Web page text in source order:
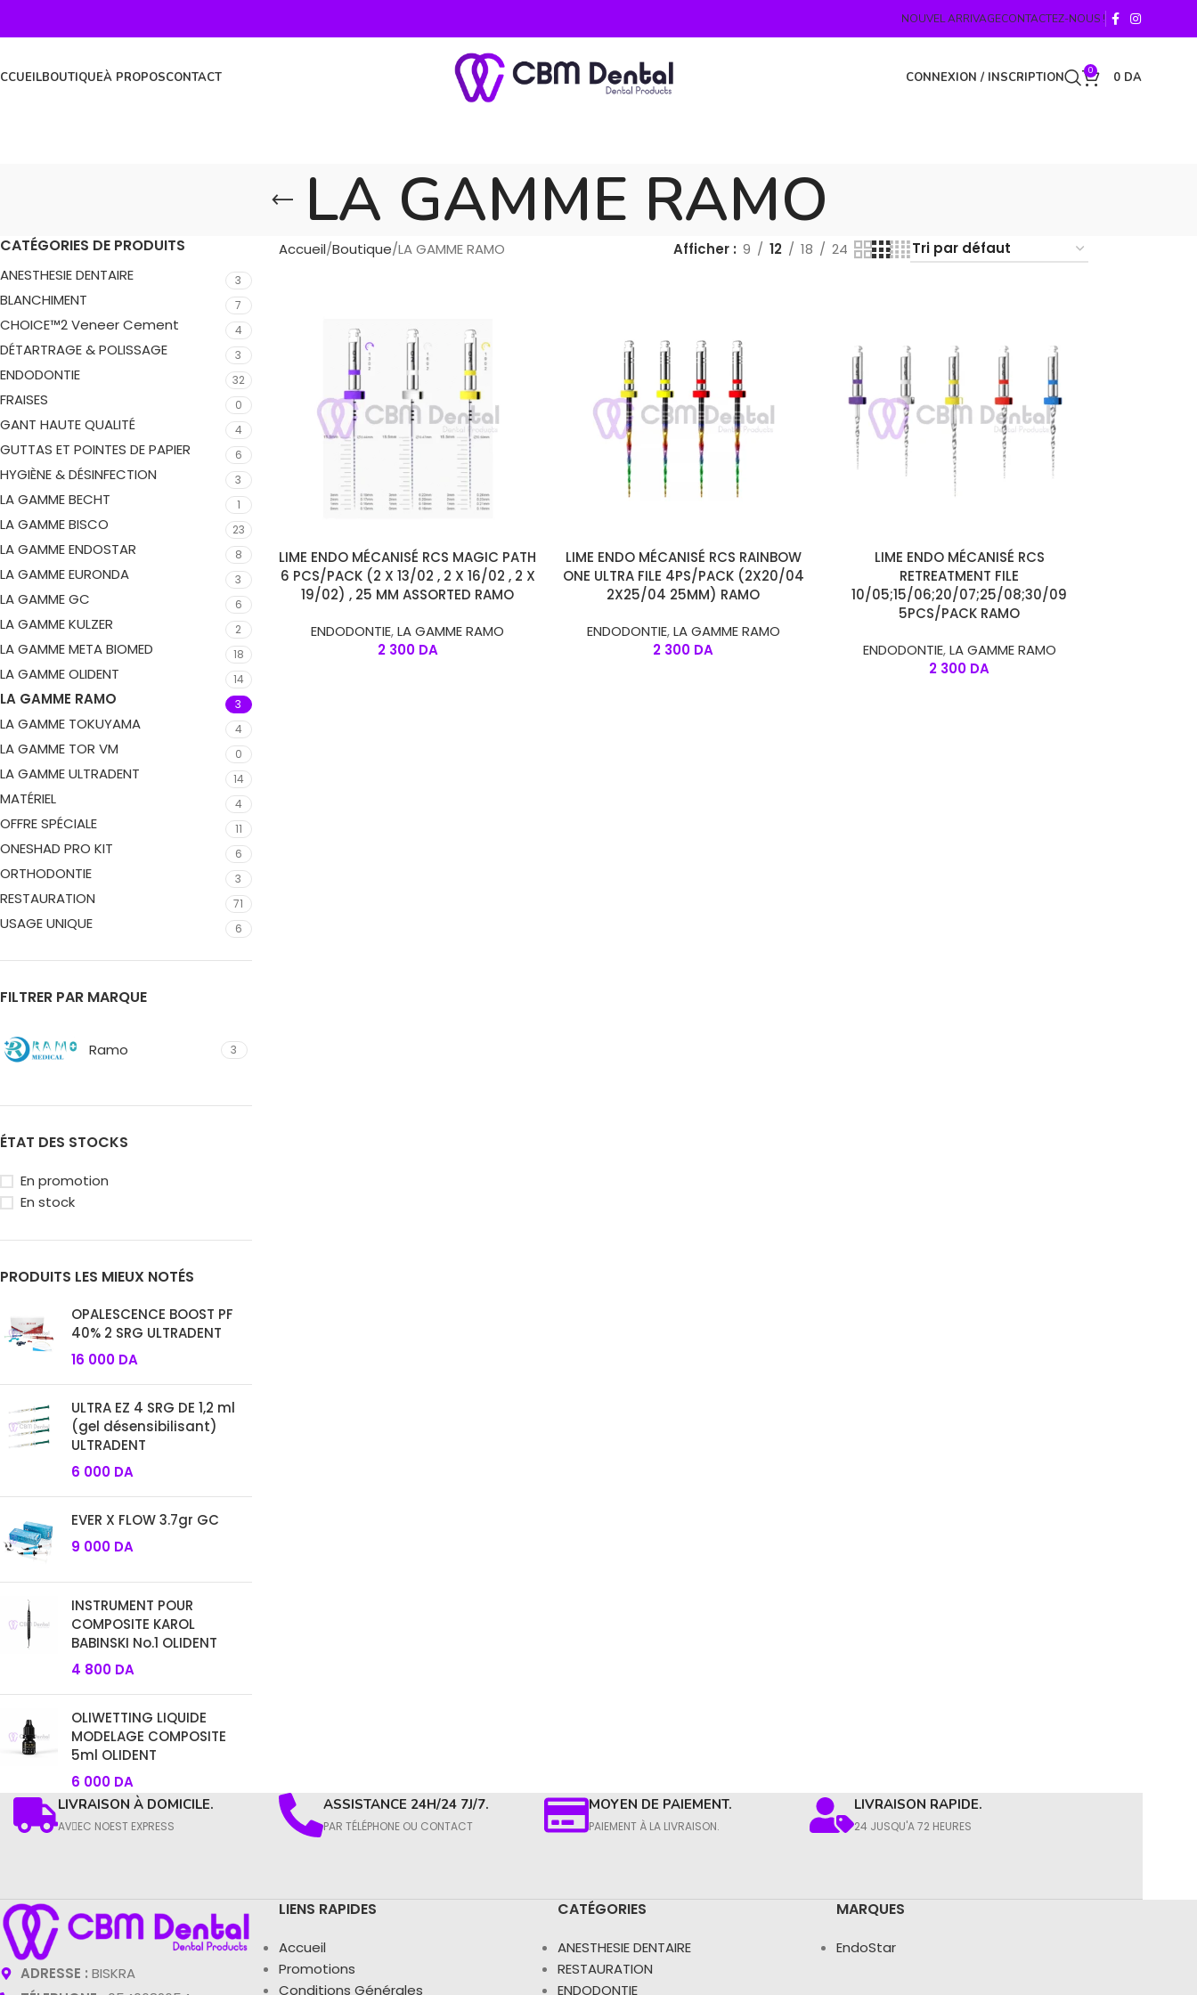
NOUVEL ARRIVAGECONTACTEZ-NOUS !
BOUTIQUEÀ PROPOSCONTACT CONNEXION / INSCRIPTION 0 0 DA
LA GAMME RAMO
CATÉGORIES DE PRODUITS
ANESTHESIE DENTAIRE 3
BLANCHIMENT 7
CHOICE™2 Veneer Cement 4
DÉTARTRAGE & POLISSAGE 3
ENDODONTIE 32
FRAISES 0
GANT HAUTE QUALITÉ 4
GUTTAS ET POINTES DE PAPIER 6
HYGIÈNE & DÉSINFECTION 3
LA GAMME BECHT 1
LA GAMME BISCO 23
LA GAMME ENDOSTAR 8
LA GAMME EURONDA 3
LA GAMME GC 6
LA GAMME KULZER 2
LA GAMME META BIOMED 18
LA GAMME OLIDENT 14
LA GAMME RAMO 3
LA GAMME TOKUYAMA 4
LA GAMME TOR VM 0
LA GAMME ULTRADENT 14
MATÉRIEL 4
OFFRE SPÉCIALE 11
ONESHAD PRO KIT 6
ORTHODONTIE 3
RESTAURATION 71
USAGE UNIQUE 6
FILTRER PAR MARQUE
Ramo 3
ÉTAT DES STOCKS
En promotion
En stock
PRODUITS LES MIEUX NOTÉS
OPALESCENCE BOOST PF
40% 2 SRG ULTRADENT
16 000 DA
ULTRA EZ 4 SRG DE 1,2 ml
(gel désensibilisant)
ULTRADENT
6 000 DA
EVER X FLOW 3.7gr GC
9 000 DA
INSTRUMENT POUR
COMPOSITE KAROL
BABINSKI No.1 OLIDENT
4 800 DA
OLIWETTING LIQUIDE
MODELAGE COMPOSITE
5ml OLIDENT
6 000 DA
Accueil Boutique LA GAMME RAMO Afficher 9 12 18 24
AJOUTER AU PANIER
LIME ENDO MÉCANISÉ RCS MAGIC PATH
6 PCS/PACK (2 X 13/02 , 2 X 16/02 , 2 X
19/02) , 25 MM ASSORTED RAMO
ENDODONTIE,LA GAMME RAMO
2 300 DA
AJOUTER AU PANIER
LIME ENDO MÉCANISÉ RCS RAINBOW
ONE ULTRA FILE 4PS/PACK (2X20/04
2X25/04 25MM) RAMO
ENDODONTIE,LA GAMME RAMO
2 300 DA
AJOUTER AU PANIER
LIME ENDO MÉCANISÉ RCS
RETREATMENT FILE
10/05;15/06;20/07;25/08;30/09
5PCS/PACK RAMO
ENDODONTIE,LA GAMME RAMO
2 300 DA
LIVRAISON À DOMICILE.
AVِEC NOEST EXPRESS
ASSISTANCE 24H/24 7J/7.
PAR TÉLÉPHONE OU CONTACT​
MOYEN DE PAIEMENT.
PAIEMENT À LA LIVRAISON.​
LIVRAISON RAPIDE.
24 JUSQU'A 72 HEURES
ADRESSE : BISKRA
LIENS RAPIDES
Accueil
Promotions
Conditions Générales
CATÉGORIES
ANESTHESIE DENTAIRE
RESTAURATION
ENDODONTIE
MARQUES
EndoStar